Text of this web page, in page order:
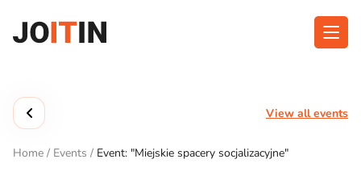
content
View all events
Home / Events / Event: "Miejskie spacery socjalizacyjne"